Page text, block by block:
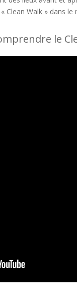
Clean Walk » dans le
le